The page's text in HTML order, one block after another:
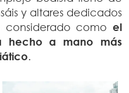
y altares dedicados
considerado como el
hecho a mano más
.